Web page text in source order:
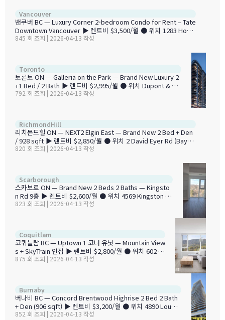
인 스토리지 + 팬트리 • 대형 글래스 샤워 + 마블 타일 욕실 • 세
탁기/건조기 (In-suite) • EV 충전 주차 1대 + 창고 1개 …
Vancouver
밴쿠버 BC — Luxury Corner 2-bedroom Condo for Rent – Tate
Downtown Vancouver ▶ 렌트비 $3,500/월 ● 위치 1283 Howe
Street, Vancouver, BC ■ 침실 / 욕실 2BR + Den + Solarium / 2
berg 냉장고 & 식기세척기 • 대리석 & 포슬린 타일 욕실 • 세탁기/건
조기 (In-suite) • 에어컨 …
845 회 조회 | 2026-04-13 작성
Toronto 2BR +
토론토 ON — Galleria on the Park — Brand New Luxury 2
+1 Bed / 2 Bath ▶ 렌트비 $2,995/월 ● 위치 Dupont & Du
fferin, West Toronto, ON ■ 침실 / 욕실 2BR + Den / 2개
모던 주방 • 마스터 베드룸 프라이빗 엔스위트 • Den — 홈오피
스/추가 거실 활용 • 세탁기/건조기 (In-unit) • 주차 포함 •…
792 회 조회 | 2026-04-13 작성
RichmondHill
리치몬드힐 ON — NEXT2 Elgin East — Brand New 2 Bed + Den
/ 928 sqft ▶ 렌트비 $2,850/월 ● 위치 2 David Eyer Rd (Bayvie
w Ave & Elgin Mills Rd E), Richmond Hill, ON ■ 침실 / 욕실 2BR
함 • 세탁기/건조기 (In-suite 별도 세탁실) • 에어컨 • 주차 + 락커 포
함 •…
820 회 조회 | 2026-04-13 작성
Scarborough 2BR +
스카보로 ON — Brand New 2 Beds 2 Baths — Kingsto
n Rd 9층 ▶ 렌트비 $2,600/월 ● 위치 4569 Kingston Ro
ad, Scarborough, Toronto, ON M1E 2P2 (9층) ■ 침실 /
it, 신제품) • 에어컨 • 반려동물 허용 (고양이 & 강아지) • 스
마트 택배 시스템 • 자전거 보관소 ● 주변 시설 • 대형 쇼
핑…
823 회 조회 | 2026-04-13 작성
Coquitlam 2BR + 2Bath
코퀴틀람 BC — Uptown 1 코너 유닛 — Mountain View
s + SkyTrain 인접 ▶ 렌트비 $2,800/월 ● 위치 602 Co
mo Lake Avenue, Coquitlam, BC (Uptown 1, 10층)
링 • 유럽 스타일 캐비닛 + 쿼츠 조리대 • 고급 통합 가전
+ 가스 쿡탑 • 넓은 발코니 — 산 전망 • 세탁기/건조기 (In
-suite) • 주차 1대 + 창고 1개 포함 ● 주변 시설 …
875 회 조회 | 2026-04-13 작성
Burnaby 2BR +
버나비 BC — Concord Brentwood Highrise 2 Bed 2 Bath
+ Den (906 sqft) ▶ 렌트비 $3,200/월 ● 위치 4890 Loughe
ed Hwy, Burnaby, BC V5C 0N2 ■ 침실 / 욕실 2BR + Den /
852 회 조회 | 2026-04-13 작성